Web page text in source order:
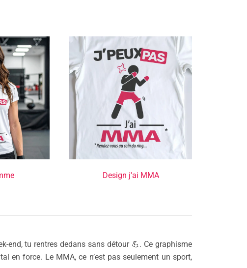
Design j'ai MMA
end, tu rentres dedans sans détour 💪. Ce graphisme
en force. Le MMA, ce n’est pas seulement un sport,